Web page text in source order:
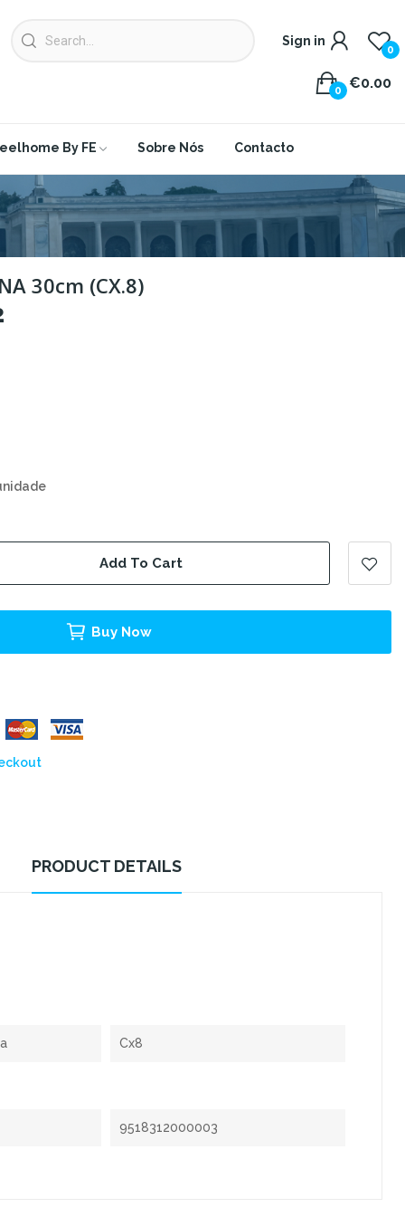
Sign in
0
€0.00
0
By FE Sobre Nós Contacto
30cm (CX.8)
Add To Cart
Buy Now
PRODUCT DETAILS
Cx8
9518312000003